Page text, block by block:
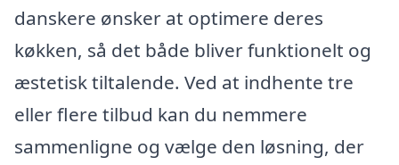
danskere ønsker at optimere deres
køkken, så det både bliver funktionelt og
æstetisk tiltalende. Ved at indhente tre
eller flere tilbud kan du nemmere
sammenligne og vælge den løsning, der